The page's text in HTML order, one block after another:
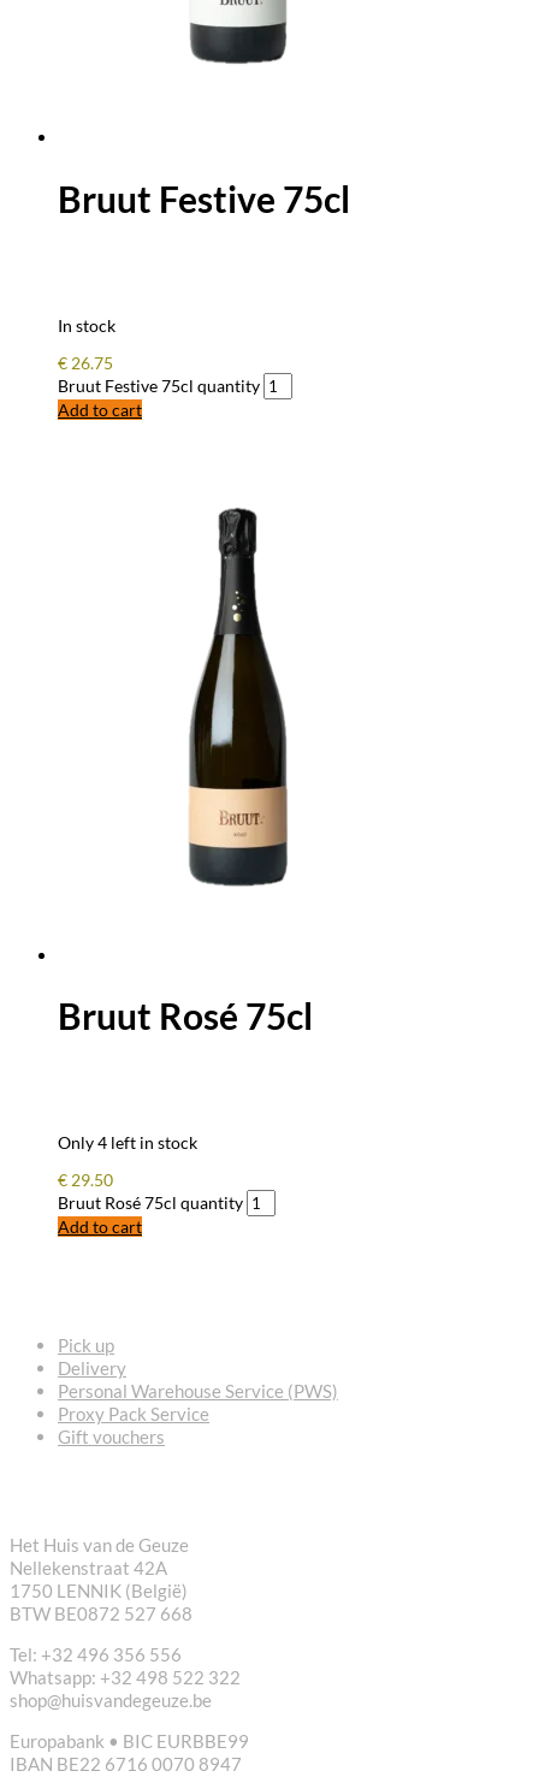
Bruut Festive 75cl
In stock
€ 26.75
Bruut Festive 75cl quantity
Add to cart
Bruut Rosé 75cl
Only 4 left in stock
€ 29.50
Bruut Rosé 75cl quantity
Add to cart
Pick up
Delivery
Personal Warehouse Service (PWS)
Proxy Pack Service
Gift vouchers
Het Huis van de Geuze
Nellekenstraat 42A
1750 LENNIK (België)
BTW BE0872 527 668
Tel: +32 496 356 556
Whatsapp: +32 498 522 322
shop@huisvandegeuze.be
Europabank • BIC EURBBE99
IBAN BE22 6716 0070 8947